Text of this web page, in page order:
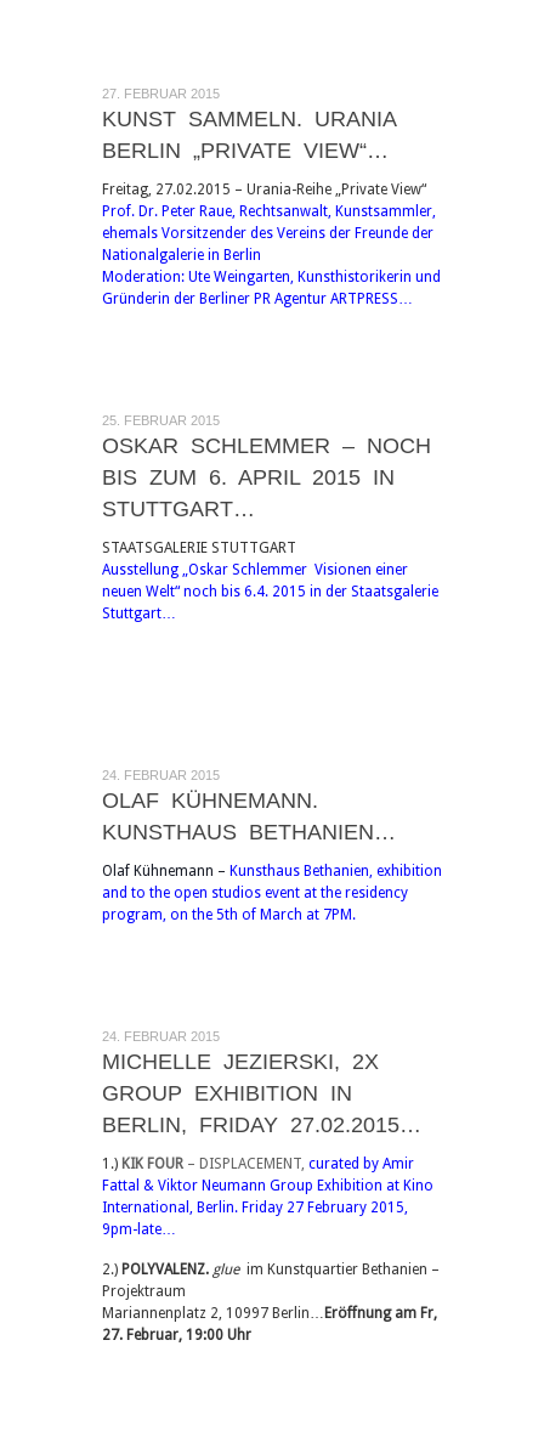
27. FEBRUAR 2015
KUNST SAMMELN. URANIA
BERLIN „PRIVATE VIEW“…
Freitag, 27.02.2015 – Urania-Reihe „Private View“
Prof. Dr. Peter Raue, Rechtsanwalt, Kunstsammler,
ehemals Vorsitzender des Vereins der Freunde der
Nationalgalerie in Berlin
Moderation: Ute Weingarten, Kunsthistorikerin und
Gründerin der Berliner PR Agentur ARTPRESS…
25. FEBRUAR 2015
OSKAR SCHLEMMER – NOCH
BIS ZUM 6. APRIL 2015 IN
STUTTGART…
STAATSGALERIE STUTTGART
Ausstellung „Oskar Schlemmer  Visionen einer
neuen Welt“ noch bis 6.4. 2015 in der Staatsgalerie
Stuttgart…
24. FEBRUAR 2015
OLAF KÜHNEMANN.
KUNSTHAUS BETHANIEN…
Olaf Kühnemann – Kunsthaus Bethanien, exhibition
and to the open studios event at the residency
program, on the 5th of March at 7PM.
24. FEBRUAR 2015
MICHELLE JEZIERSKI, 2X
GROUP EXHIBITION IN
BERLIN, FRIDAY 27.02.2015…
1.) KIK FOUR – DISPLACEMENT, curated by Amir
Fattal & Viktor Neumann Group Exhibition at Kino
International, Berlin. Friday 27 February 2015,
9pm-late…
2.) POLYVALENZ. glue im Kunstquartier Bethanien –
Projektraum
Mariannenplatz 2, 10997 Berlin… Eröffnung am Fr,
27. Februar, 19:00 Uhr